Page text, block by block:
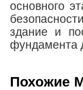
основного
здание и
фундамента
Похожие